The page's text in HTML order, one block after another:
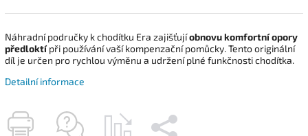
Náhradní područky k chodítku Era zajišťujíobnovu komfortní opory
předloktípři používání vaší kompenzační pomůcky. Tento originální
díl je určen pro rychlou výměnu a udržení plné funkčnosti chodítka.
Detailní informace